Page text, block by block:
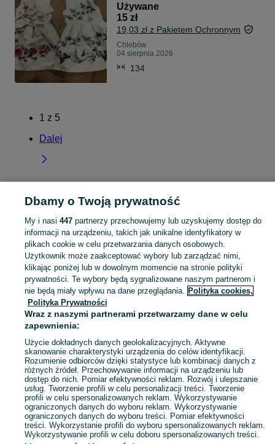
Używane
15 zł
19,03 zł z Pakietem Ochronnym
Chlebów
04 sierpnia 2026
134
1 z 5
Dalej
Strona główna Lubuskie Chlebów
KATEGORIA
Skorzystaj z największego serwisu ogłoszeniowego - Chlebów i okolice! Kupuj to, czego pragniesz i sprzedawaj to, czego już nie potrzebujesz! Zobacz
Mapa kategorii
Mapa miejscowości
Mapa ministron
Popularne wyszukiwania
Dbamy o Twoją prywatność
My i nasi 447partnerzy przechowujemy lub uzyskujemy dostęp do
informacji na urządzeniu, takich jak unikalne identyfikatory w
plikach cookie w celu przetwarzania danych osobowych.
Użytkownik może zaakceptować wybory lub zarządzać nimi,
klikając poniżej lub w dowolnym momencie na stronie polityki
prywatności. Te wybory będą sygnalizowane naszym partnerom i
nie będą miały wpływu na dane przeglądania. Polityka cookies,
Polityka Prywatności
Wraz z naszymi partnerami przetwarzamy dane w celu
zapewnienia:
Użycie dokładnych danych geolokalizacyjnych. Aktywne
skanowanie charakterystyki urządzenia do celów identyfikacji.
Rozumienie odbiorców dzięki statystyce lub kombinacji danych z
różnych źródeł. Przechowywanie informacji na urządzeniu lub
dostęp do nich. Pomiar efektywności reklam. Rozwój i ulepszanie
usług. Tworzenie profili w celu personalizacji treści. Tworzenie
profili w celu spersonalizowanych reklam. Wykorzystywanie
ograniczonych danych do wyboru reklam. Wykorzystywanie
ograniczonych danych do wyboru treści. Pomiar efektywności
treści. Wykorzystanie profili do wyboru spersonalizowanych reklam.
Wykorzystywanie profili w celu doboru spersonalizowanych treści.